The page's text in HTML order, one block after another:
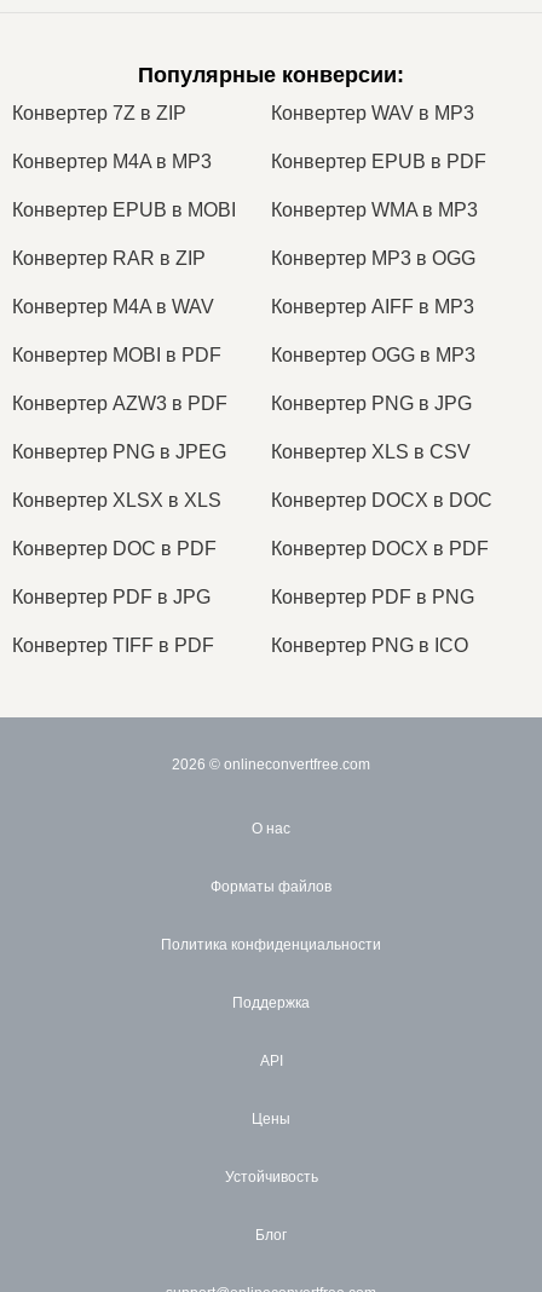
Популярные конверсии:
Конвертер 7Z в ZIP Конвертер WAV в MP3
Конвертер M4A в MP3 Конвертер EPUB в PDF
Конвертер EPUB в MOBI Конвертер WMA в MP3
Конвертер RAR в ZIP Конвертер MP3 в OGG
Конвертер M4A в WAV Конвертер AIFF в MP3
Конвертер MOBI в PDF Конвертер OGG в MP3
Конвертер AZW3 в PDF Конвертер PNG в JPG
Конвертер PNG в JPEG Конвертер XLS в CSV
Конвертер XLSX в XLS Конвертер DOCX в DOC
Конвертер DOC в PDF Конвертер DOCX в PDF
Конвертер PDF в JPG Конвертер PDF в PNG
Конвертер TIFF в PDF Конвертер PNG в ICO
2026 © onlineconvertfree.com
О нас
Форматы файлов
Политика конфиденциальности
Поддержка
API
Цены
Устойчивость
Блог